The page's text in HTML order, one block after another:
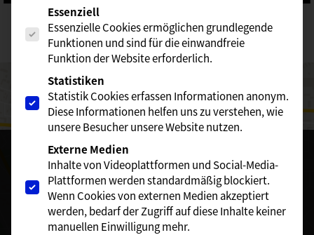
Ihr Weg zu uns:
Sie sehen gerade einen Platzhalterinhalt von
Um auf den eigentlichen Inhalt zuzugreifen, klicken Sie auf
die Schaltfläche unten. Bitte beachten Sie, dass dabei Daten
an Drittanbieter weitergegeben werden.
Mehr Informationen
Inhalt entsperren
Es folgt eine Liste der Service-Gruppen, für die eine
Essenziell
Essenzielle Cookies ermöglichen grundlegende
Funktionen und sind für die einwandfreie
Funktion der Website erforderlich.
Statistiken
Statistik Cookies erfassen Informationen anonym.
Diese Informationen helfen uns zu verstehen, wie
unsere Besucher unsere Website nutzen.
Externe Medien
Inhalte von Videoplattformen und Social-Media-
Plattformen werden standardmäßig blockiert.
Wenn Cookies von externen Medien akzeptiert
werden, bedarf der Zugriff auf diese Inhalte keiner
manuellen Einwilligung mehr.